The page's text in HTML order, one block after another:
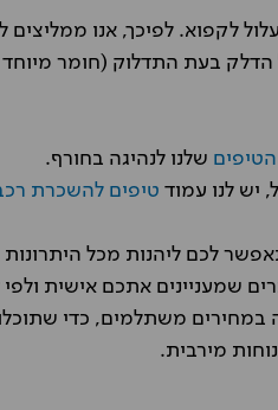
לקפוא. לפיכך, אנו ממליצים
הדלק בעת התדלוק (חומר מיוחד
הטיפים שלנו לנהיגה בחורף.
לנו עמוד טיפים להשכרת
לכם ליהנות מכל
שמעניינים אתכם אישית
במחירים משתלמים, כדי
מירבית.